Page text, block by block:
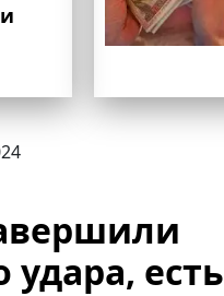
удара, есть